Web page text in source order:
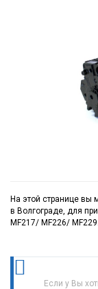
На этой странице вы
в Волгограде, для
MF217/ MF226/ MF229.
Если у Вы